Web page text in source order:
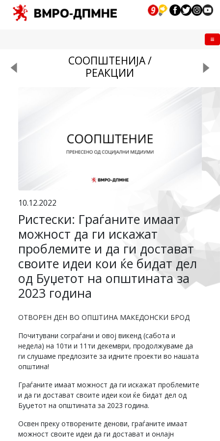
СООПШТЕНИЈА /
РЕАКЦИИ
10.12.2022
Ристески: Граѓаните имаат
можност да ги искажат
проблемите и да ги достават
своите идеи кои ќе бидат дел
од Буџетот на општината за
2023 година
ОТВОРЕН ДЕН ВО ОПШТИНА МАКЕДОНСКИ БРОД
Почитувани сограѓани и овој викенд (сабота и
недела) на 10ти и 11ти декември, продолжуваме да
ги слушаме предлозите за идните проекти во нашата
општина!
Граѓаните имаат можност да ги искажат проблемите
и да ги достават своите идеи кои ќе бидат дел од
Буџетот на општината за 2023 година.
Освен преку отворените денови, граѓаните имаат
можност своите идеи да ги достават и онлајн